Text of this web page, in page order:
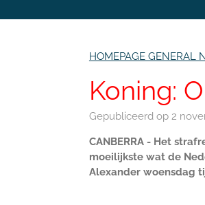
HOMEPAGE GENERAL
Koning:
Gepubliceerd op 2
CANBERRA - Het
moeilijkste wat de
Alexander woensdag